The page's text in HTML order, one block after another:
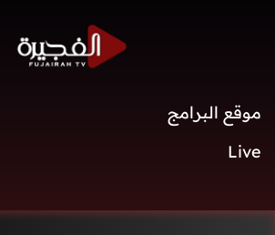
موقع البرامج
Live